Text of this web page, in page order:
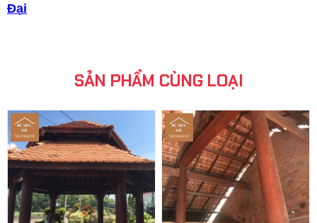
Đại
SẢN PHẨM CÙNG LOẠI